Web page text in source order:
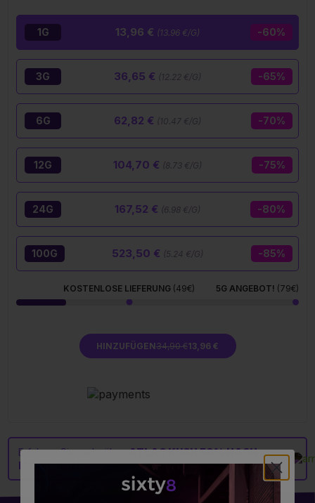
Liebhaber echter Sensationen.
1G -60%
13,96 € (13.96 €/G)
3G -65%
36,65 € (12.22 €/G)
6G -70%
62,82 € (10.47 €/G)
12G -75%
104,70 € (8.73 €/G)
24G -80%
167,52 € (6.98 €/G)
100G -85%
523,50 € (5.24 €/G)
KOSTENLOSE LIEFERUNG (49€) 5G ANGEBOT! (79€)
HINZUFÜGEN34,90 €13,96 €
Erfahren Sie mehr überATLAS KUSH 50% HASH
MAGIC SAUCE